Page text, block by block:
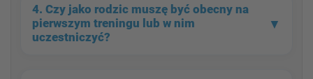
4. Czy jako rodzic muszę być obecny na
pierwszym treningu lub w nim
uczestniczyć?
▼